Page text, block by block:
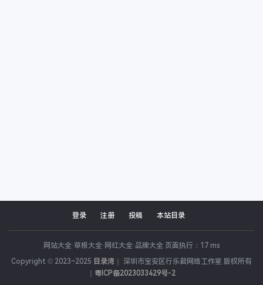
登录 注册 投稿 本站目录
网站大全·草根大全·网红大全·品牌大全 页面执行：17 ms
Copyright © 2023~2025 目录湾 ｜ 深圳市宝安区行乐君网络工作室 版权所有
粤ICP备2023033429号-2